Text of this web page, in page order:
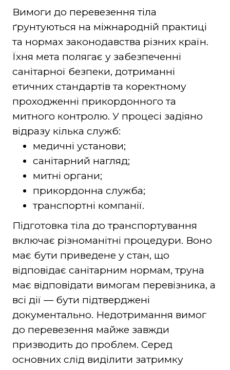
Вимоги до перевезення тіла
ґрунтуються на міжнародній практиці
та нормах законодавства різних країн.
Їхня мета полягає у забезпеченні
санітарної безпеки, дотриманні
етичних стандартів та коректному
проходженні прикордонного та
митного контролю. У процесі задіяно
відразу кілька служб:
медичні установи;
санітарний нагляд;
митні органи;
прикордонна служба;
транспортні компанії.
Підготовка тіла до транспортування
включає різноманітні процедури. Воно
має бути приведене у стан, що
відповідає санітарним нормам, труна
має відповідати вимогам перевізника, а
всі дії — бути підтверджені
документально. Недотримання вимог
до перевезення майже завжди
призводить до проблем. Серед
основних слід виділити затримку